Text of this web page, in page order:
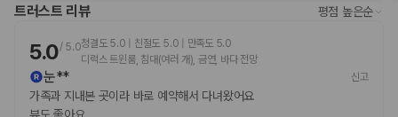
이 숙박 시설에서는 고객의 모든 성적 지향과 성 정체성을 존중합니다(성소
부가 정보
추가 안내사항
트러스트 리뷰 평점 높은순
5.0/ 5.0청결도 5.0 | 친절도 5.0 | 만족도 5.0
디럭스 트윈룸, 침대(여러 개), 금연, 바다 전망
눈** 신고
가족과 지내본 곳이라 바로 예약해서 다녀왔어요